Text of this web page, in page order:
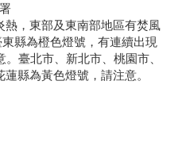
，東部及東南部地區有焚風
縣為橙色燈號，有連續出現
臺北市、新北市、桃園市、
縣為黃色燈號，請注意。